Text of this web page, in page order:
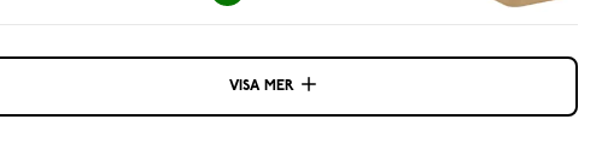
VISA MER